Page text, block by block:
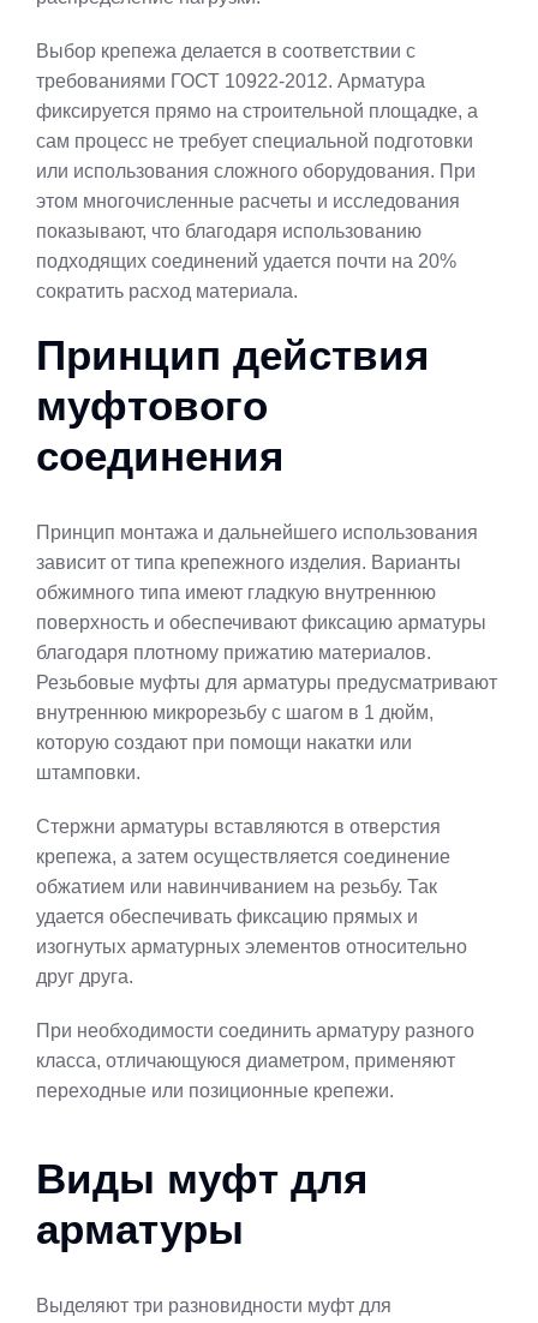
Выбор крепежа делается в соответствии с
требованиями ГОСТ 10922-2012. Арматура
фиксируется прямо на строительной площадке, а
сам процесс не требует специальной подготовки
или использования сложного оборудования. При
этом многочисленные расчеты и исследования
показывают, что благодаря использованию
подходящих соединений удается почти на 20%
сократить расход материала.
Принцип действия
муфтового
соединения
Принцип монтажа и дальнейшего использования
зависит от типа крепежного изделия. Варианты
обжимного типа имеют гладкую внутреннюю
поверхность и обеспечивают фиксацию арматуры
благодаря плотному прижатию материалов.
Резьбовые муфты для арматуры предусматривают
внутреннюю микрорезьбу с шагом в 1 дюйм,
которую создают при помощи накатки или
штамповки.
Стержни арматуры вставляются в отверстия
крепежа, а затем осуществляется соединение
обжатием или навинчиванием на резьбу. Так
удается обеспечивать фиксацию прямых и
изогнутых арматурных элементов относительно
друг друга.
При необходимости соединить арматуру разного
класса, отличающуюся диаметром, применяют
переходные или позиционные крепежи.
Виды муфт для
арматуры
Выделяют три разновидности муфт для